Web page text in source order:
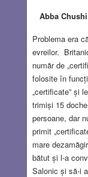
Abba Chushi
Problema era
evreilor.
număr de
folosite în
„certificate” și
trimiși 15
persoane, dar
primit
mare
bătut și l-a
Salonic și să-i